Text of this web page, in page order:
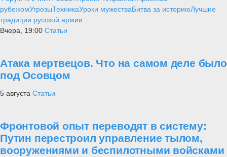
рубежомУгрозыТехникаУроки мужестваБитва за историюЛучшие
традиции русской армии
Вчера, 19:00 Статьи
Атака мертвецов. Что на самом деле было
под Осовцом
5 августа Статьи
Фронтовой опыт переводят в систему:
Путин перестроил управление тылом,
вооружениями и беспилотными войсками